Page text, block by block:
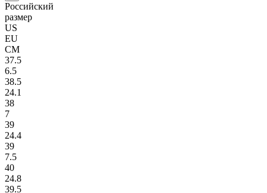
Российский
размер
US
EU
СМ
37.5
6.5
38.5
24.1
38
7
39
24.4
39
7.5
40
24.8
39.5